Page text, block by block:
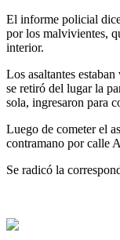
El informe policial
por los malvivientes,
interior.
Los asaltantes
se retiró del lugar la
sola, ingresaron para
Luego de cometer el
contramano por calle
Se radicó la